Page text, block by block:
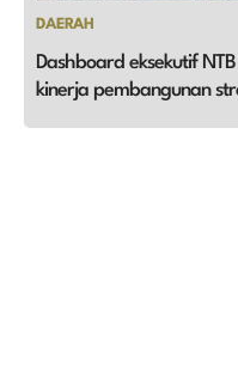
DAERAH
Dashboard eksekutif
kinerja pembangunan